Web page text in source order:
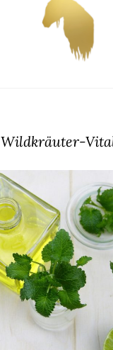
Wildkräuter-